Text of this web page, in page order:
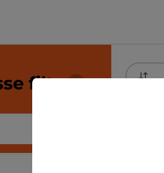
filtern
Für die Liste